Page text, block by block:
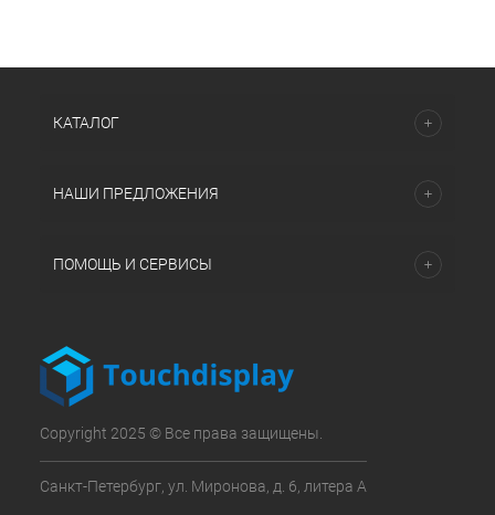
КАТАЛОГ
НАШИ ПРЕДЛОЖЕНИЯ
ПОМОЩЬ И СЕРВИСЫ
Copyright 2025 © Все права защищены.
Санкт-Петербург, ул. Миронова, д. 6, литера А